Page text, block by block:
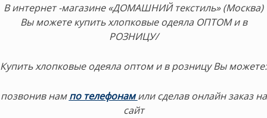
В интернет -магазине «ДОМАШНИЙ текстиль» (Москва)
Вы можете купить хлопковые одеяла ОПТОМ и в
РОЗНИЦУ/
Купить хлопковые одеяла оптом и в розницу Вы можете:
позвонив нампо телефонамили сделав онлайн заказ на
сайт